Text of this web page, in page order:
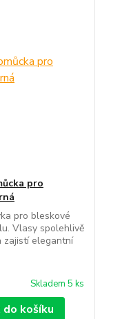
pro
pro bleskové
Vlasy spolehlivě
zajistí elegantní
Skladem 5 ks
košíku